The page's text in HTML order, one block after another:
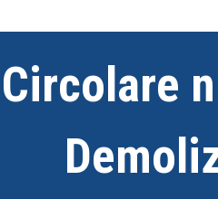
Circolare